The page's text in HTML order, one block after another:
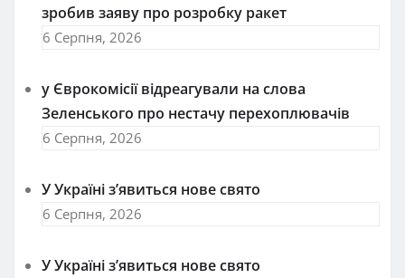
зробив заяву про розробку ракет
6 Серпня, 2026
у Єврокомісії відреагували на слова
Зеленського про нестачу перехоплювачів
6 Серпня, 2026
У Україні з’явиться нове свято
6 Серпня, 2026
У Україні з’явиться нове свято